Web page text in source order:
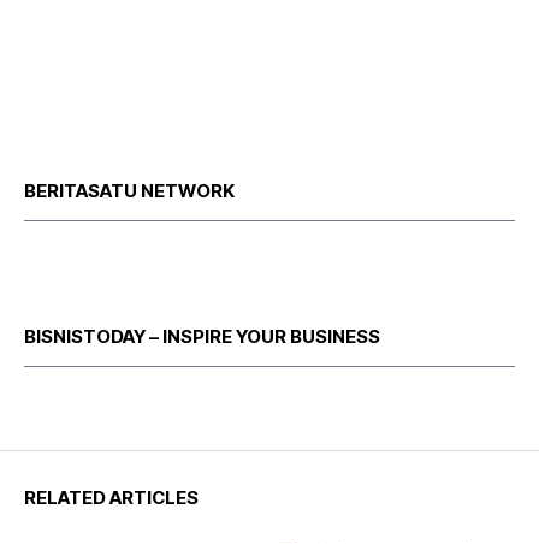
BERITASATU NETWORK
BISNISTODAY – INSPIRE YOUR BUSINESS
RELATED ARTICLES